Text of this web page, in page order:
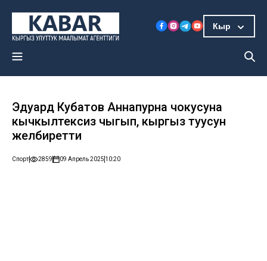
Кыр
Эдуард Кубатов Аннапурна чокусуна
кычкылтексиз чыгып, кыргыз туусун
желбиретти
Спорт 2859 09 Апрель 2025 10:20